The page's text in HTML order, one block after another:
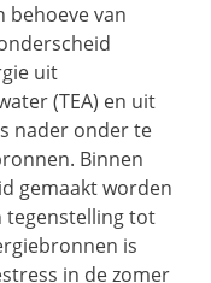
behoeve van
uit
(TEA) en uit
nader onder te
Binnen
gemaakt worden
tegenstelling tot
is
in de zomer